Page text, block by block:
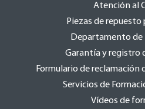
Atención al
Piezas de repuesto
Departamento de
Garantía y registro
Formulario de reclamación
Servicios de
Vídeos de